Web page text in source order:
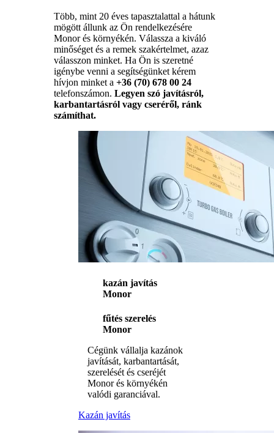
Több, mint 20 éves tapasztalattal a hátunk
mögött állunk az Ön rendelkezésére
Monor és környékén. Válassza a kiváló
minőséget és a remek szakértelmet, azaz
válasszon minket. Ha Ön is szeretné
igénybe venni a segítségünket kérem
hívjon minket a +36 (70) 678 00 24
telefonszámon. Legyen szó javításról,
karbantartásról vagy cseréről, ránk
számíthat.
kazán javítás
Monor
fűtés szerelés
Monor
Cégünk vállalja kazánok
javítását, karbantartását,
szerelését és cseréjét
Monor és környékén
valódi garanciával.
Kazán javítás